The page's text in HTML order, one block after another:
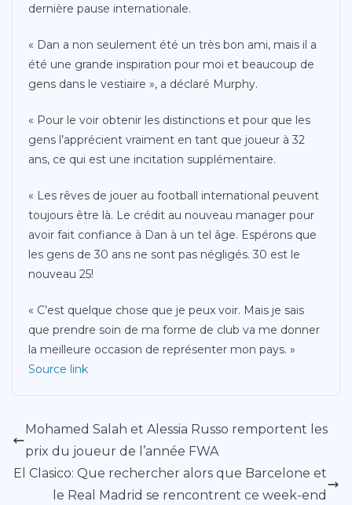
dernière pause internationale.
« Dan a non seulement été un très bon ami, mais il a
été une grande inspiration pour moi et beaucoup de
gens dans le vestiaire », a déclaré Murphy.
« Pour le voir obtenir les distinctions et pour que les
gens l’apprécient vraiment en tant que joueur à 32
ans, ce qui est une incitation supplémentaire.
« Les rêves de jouer au football international peuvent
toujours être là. Le crédit au nouveau manager pour
avoir fait confiance à Dan à un tel âge. Espérons que
les gens de 30 ans ne sont pas négligés. 30 est le
nouveau 25!
« C’est quelque chose que je peux voir. Mais je sais
que prendre soin de ma forme de club va me donner
la meilleure occasion de représenter mon pays. »
Source link
Mohamed Salah et Alessia Russo remportent les
prix du joueur de l’année FWA
El Clasico: Que rechercher alors que Barcelone et
le Real Madrid se rencontrent ce week-end